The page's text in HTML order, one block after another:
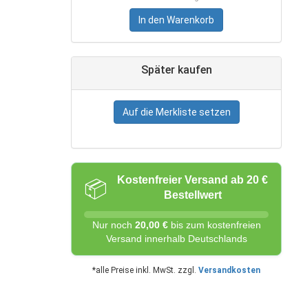
In den Warenkorb
Später kaufen
Auf die Merkliste setzen
📦
Kostenfreier Versand ab 20 €
Bestellwert
Nur noch 20,00 €bis zum kostenfreien
Versand innerhalb Deutschlands
*alle Preise inkl. MwSt. zzgl. Versandkosten